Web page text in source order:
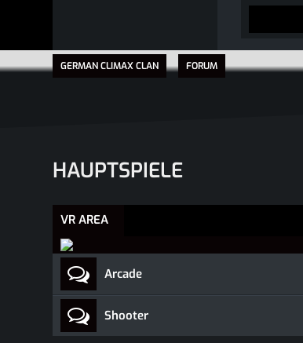
GERMAN CLIMAX CLAN FORUM
HAUPTSPIELE
VR AREA
Arcade
Shooter